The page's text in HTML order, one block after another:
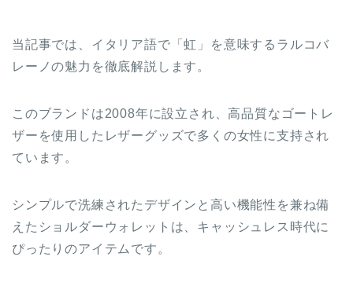
当記事では、イタリア語で「虹」を意味するラルコバ
レーノの魅力を徹底解説します。
このブランドは2008年に設立され、高品質なゴートレ
ザーを使用したレザーグッズで多くの女性に支持され
ています。
シンプルで洗練されたデザインと高い機能性を兼ね備
えたショルダーウォレットは、キャッシュレス時代に
ぴったりのアイテムです。